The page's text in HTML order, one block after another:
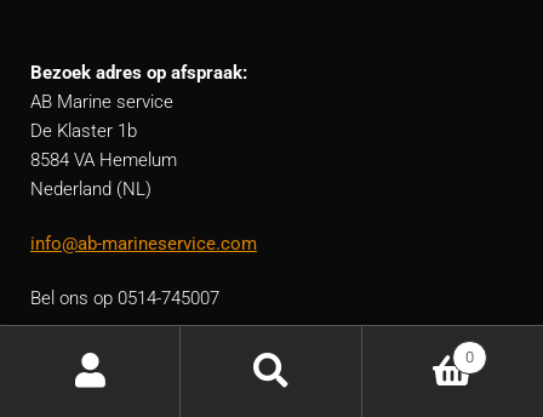
Bezoek adres op afspraak:
AB Marine service
De Klaster 1b
8584 VA Hemelum
Nederland (NL)
info@ab-marineservice.com
Bel ons op 0514-745007
Word snel geholpen via Whatsapp, klik hier! 0